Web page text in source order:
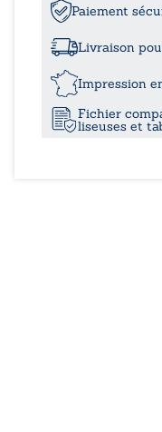
Le
voyage
infini
une
belle
rose
Paiement
Livraison
Impression
Fichier
liseuses et